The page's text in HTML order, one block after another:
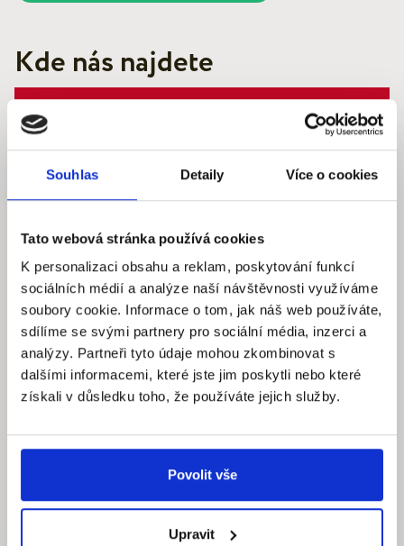
Souhlas Detaily Více o cookies
Tato webová stránka používá cookies
K personalizaci obsahu a reklam, poskytování funkcí
sociálních médií a analýze naší návštěvnosti využíváme
soubory cookie. Informace o tom, jak náš web používáte,
sdílíme se svými partnery pro sociální média, inzerci a
analýzy. Partneři tyto údaje mohou zkombinovat s
dalšími informacemi, které jste jim poskytli nebo které
získali v důsledku toho, že používáte jejich služby.
Povolit vše
Upravit
Kde nás najdete
Quantum reality, spol. s r.o.
Šafaříkova 201/17
IČ: 290‍ 32‍ 792
Pracovní dny: 9.00 – 18.00 hod
info@quantumreality.cz
+420 730 154 732/+420 273 134 681